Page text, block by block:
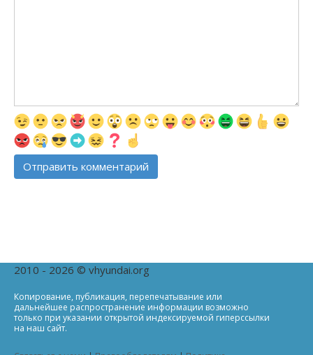
2010 - 2026 © vhyundai.org
Копирование, публикация, перепечатывание или
дальнейшее распространение информации возможно
только при указании открытой индексируемой гиперссылки
на наш сайт.